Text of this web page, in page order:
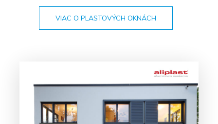
VIAC O PLASTOVÝCH OKNÁCH